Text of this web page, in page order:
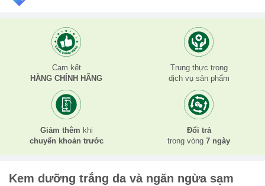
Cam kết
HÀNG CHÍNH HÃNG
Trung thực trong
dịch vụ sản phẩm
Giảm thêm khi
chuyển khoản trước
Đổi trả
trong vòng 7 ngày
Kem dưỡng trắng da và ngăn ngừa sạm